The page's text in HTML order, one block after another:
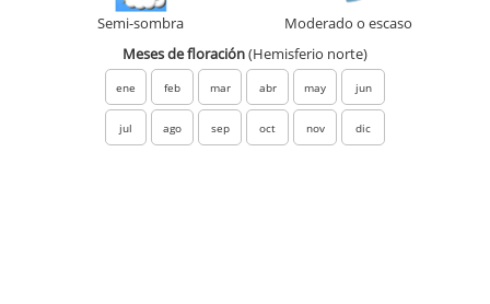
Semi-sombra
Moderado o escaso
Meses de floración(Hemisferio norte)
ene feb mar abr may jun
jul ago sep oct nov dic